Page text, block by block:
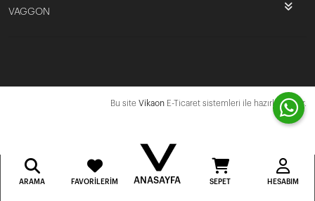
VAGGON
Bu site Vikaon E-Ticaret sistemleri ile hazırlanmıştır.
ARAMA FAVORILERIM ANASAYFA SEPET HESABIM